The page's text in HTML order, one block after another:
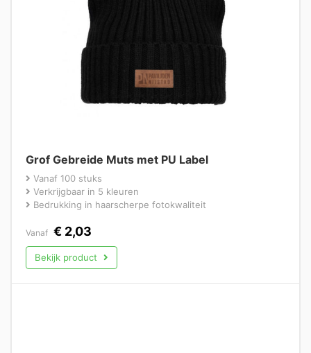
Grof Gebreide Muts met PU Label
Vanaf 100 stuks
Verkrijgbaar in 5 kleuren
Bedrukking in haarscherpe fotokwaliteit
Vanaf € 2,03
Bekijk product